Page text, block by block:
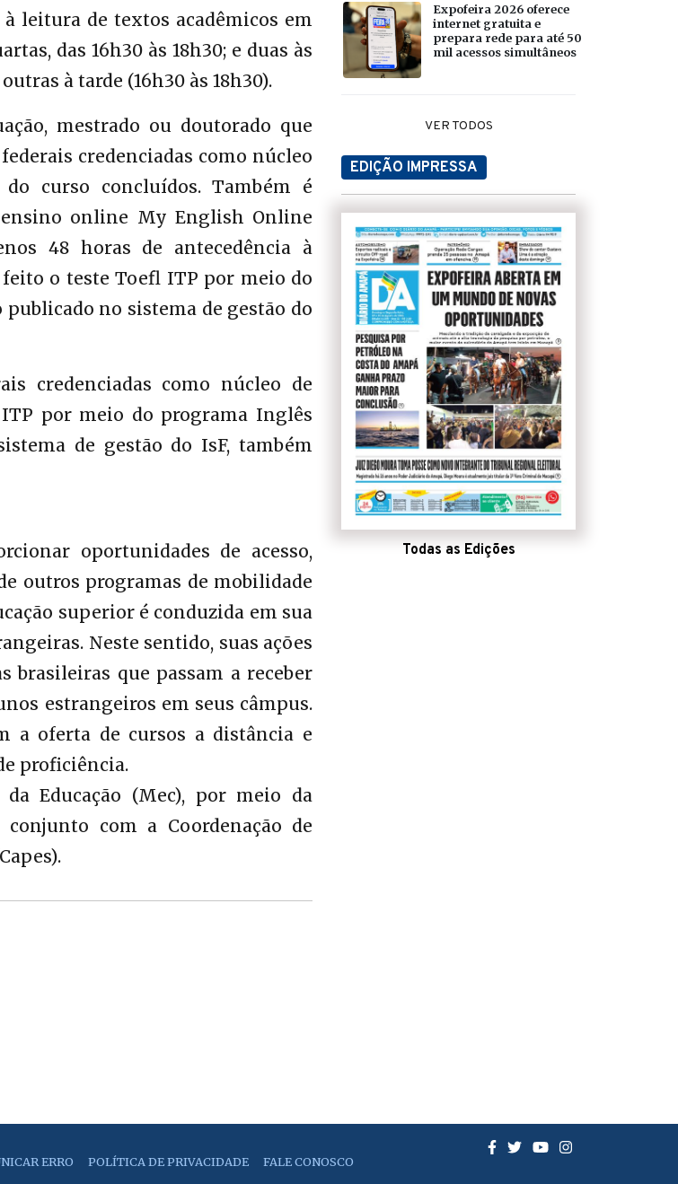
leitura de textos acadêmicos em
das 16h30 às 18h30; e duas às
à tarde (16h30 às 18h30).
mestrado ou doutorado que
credenciadas como núcleo
curso concluídos. Também é
online My English Online
48 horas de antecedência à
o teste Toefl ITP por meio do
no sistema de gestão do
credenciadas como núcleo de
por meio do programa Inglês
de gestão do IsF, também
oportunidades de acesso,
outros programas de mobilidade
superior é conduzida em sua
Neste sentido, suas ações
brasileiras que passam a receber
estrangeiros em seus câmpus.
a oferta de cursos a distância e
proficiência.
Educação (Mec), por meio da
conjunto com a Coordenação de
Expofeira 2026 oferece
internet gratuita e
prepara rede para até 50
mil acessos simultâneos
VER TODOS
EDIÇÃO IMPRESSA
Todas as Edições
ERRO POLÍTICA DE PRIVACIDADE FALE CONOSCO